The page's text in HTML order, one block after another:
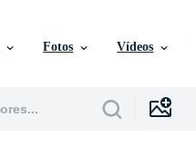
Fotos Vídeos